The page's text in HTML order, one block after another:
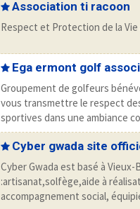
Association ti racoon
Respect et Protection de la Vie
Ega ermont golf
Groupement de golfeurs
vous transmettre le respect
sportives dans une ambiance
Cyber gwada site
Cyber Gwada est basé à
:artisanat,solfège,aide à
accompagnement social,